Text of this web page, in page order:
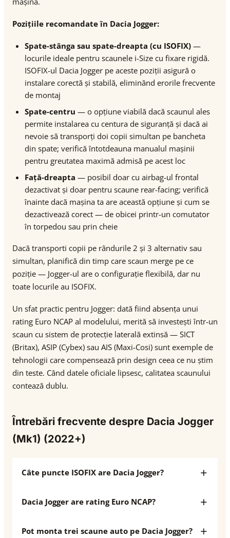
Pozițiile recomandate în Dacia Jogger:
Spate-stânga sau spate-dreapta (cu ISOFIX) —
locurile ideale pentru scaunele i-Size cu fixare rigidă.
ISOFIX-ul Dacia Jogger pe aceste poziții asigură o
instalare corectă și stabilă, eliminând erorile frecvente
de montaj
Spate-centru — o opțiune viabilă dacă scaunul ales
permite instalarea cu centura de siguranță și dacă ai
nevoie să transporți doi copii simultan pe bancheta
din spate; verifică întotdeauna manualul mașinii
pentru greutatea maximă admisă pe acest loc
Față-dreapta — posibil doar cu airbag-ul frontal
dezactivat și doar pentru scaune rear-facing; verifică
înainte dacă mașina ta are această opțiune și cum se
dezactivează corect — de obicei printr-un comutator
în torpedou sau prin cheie
Dacă transporti copii pe rândurile 2 și 3 alternativ sau
simultan, planifică din timp care scaun merge pe ce
poziție — Jogger-ul are o configurație flexibilă, dar nu
toate locurile au ISOFIX.
Un sfat practic pentru Jogger: dată fiind absența unui
rating Euro NCAP al modelului, merită să investești într-un
scaun cu sistem de protecție laterală extinsă — SICT
(Britax), ASIP (Cybex) sau AIS (Maxi-Cosi) sunt exemple de
tehnologii care compensează prin design ceea ce nu știm
din teste. Când datele oficiale lipsesc, calitatea scaunului
contează dublu.
Întrebări frecvente despre Dacia Jogger
(Mk1) (2022+)
Câte puncte ISOFIX are Dacia Jogger?
Dacia Jogger are rating Euro NCAP?
Pot monta trei scaune auto pe Dacia Jogger?